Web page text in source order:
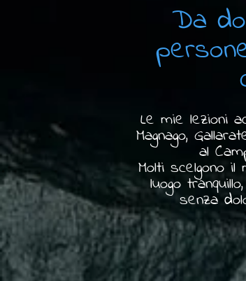
Da
Le mie lezioni
Magnago,
al
Molti scelgono
luogo
senza